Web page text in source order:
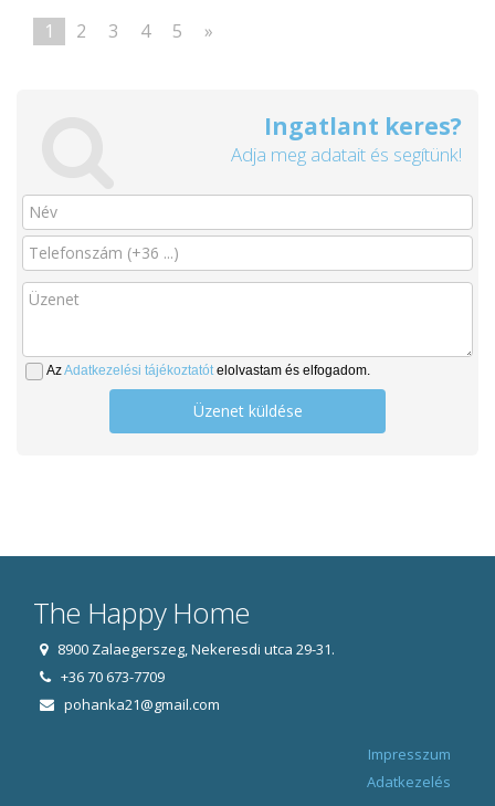
1 2 3 4 5 »
Ingatlant keres?
Adja meg adatait és segítünk!
AzAdatkezelési tájékoztatótelolvastam és elfogadom.
Üzenet küldése
The Happy Home
8900 Zalaegerszeg, Nekeresdi utca 29-31.
+36 70 673-7709
pohanka21@gmail.com
Impresszum
Adatkezelés